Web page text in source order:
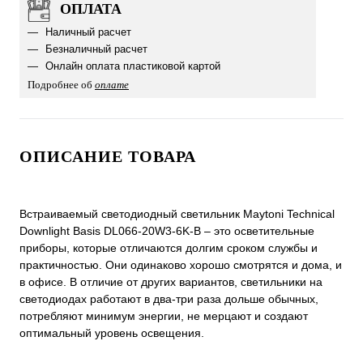
ОПЛАТА
Наличный расчет
Безналичный расчет
Онлайн оплата пластиковой картой
Подробнее об оплате
ОПИСАНИЕ ТОВАРА
Встраиваемый светодиодный светильник Maytoni Technical
Downlight Basis DL066-20W3-6K-B ‒ это осветительные
приборы, которые отличаются долгим сроком службы и
практичностью. Они одинаково хорошо смотрятся и дома, и
в офисе. В отличие от других вариантов, светильники на
светодиодах работают в два-три раза дольше обычных,
потребляют минимум энергии, не мерцают и создают
оптимальный уровень освещения.